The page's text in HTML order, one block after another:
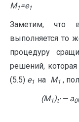
M1=e1
Заметим, что
выполняется то
процедуру
решений,
(5.5) e1 на M1 ,
(M1)t’ —a0